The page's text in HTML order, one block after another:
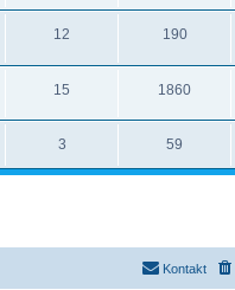
12 190
15 1860
3 59
Kontakt